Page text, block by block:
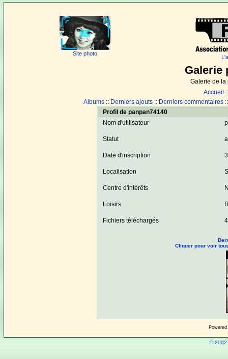
Site photo
Galerie
Galerie de la
Accueil
Albums :: Derniers ajouts :: Derniers commentaires
Profil de panpan74140
Nom d'utilisateur
Statut
Date d'inscription
Localisation
Centre d'intérêts
Loisirs
Fichiers téléchargés
Cliquer pour voir
©